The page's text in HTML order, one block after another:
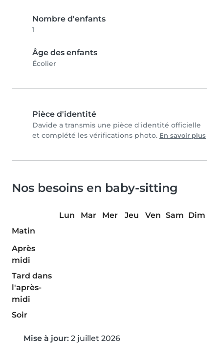
Nombre d'enfants
1
Âge des enfants
Écolier
Pièce d'identité
Davide a transmis une pièce d'identité officielle
et complété les vérifications photo. En savoir plus
Nos besoins en baby-sitting
Lun Mar Mer Jeu Ven Sam Dim
Matin
Après
midi
Tard dans
l'après-
midi
Soir
Mise à jour: 2 juillet 2026